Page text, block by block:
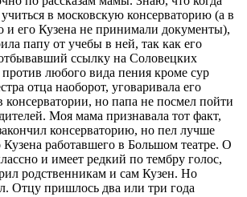
в московскую консерваторию (а в
и его Кузена не принимали документы),
папу от учебы в ней, так как его
ссылку на Соловецких
любого вида пения кроме сур
отца наоборот, уговаривала его
консерватории, но папа не посмел пойти
Моя мама признавала тот факт,
консерваторию, но пел лучше
Кузена работавшего в Большом театре. О
и имеет редкий по тембру голос,
родственникам и сам Кузен. Но
Отцу пришлось два или три года